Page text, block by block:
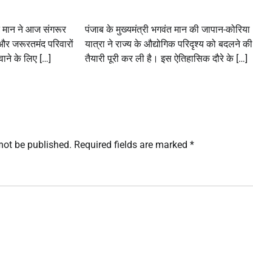
मान ने आज संगरूर
जरूरतमंद परिवारों
के लिए […]
पंजाब के मुख्यमंत्री भगवंत मान की जापान-कोरिया
यात्रा ने राज्य के औद्योगिक परिदृश्य को बदलने की
तैयारी पूरी कर ली है। इस ऐतिहासिक दौरे के […]
be published. Required fields are marked *